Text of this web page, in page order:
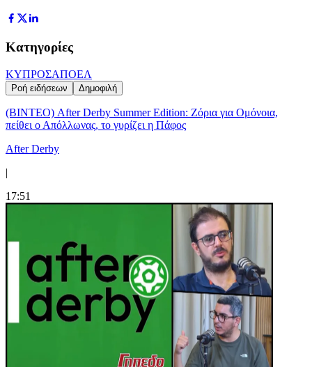
Κατηγορίες
ΚΥΠΡΟΣΑΠΟΕΛ
Ροή ειδήσεων Δημοφιλή
(ΒΙΝΤΕΟ) After Derby Summer Edition: Ζόρια για Ομόνοια,
πείθει ο Απόλλωνας, το γυρίζει η Πάφος
After Derby
|
17:51